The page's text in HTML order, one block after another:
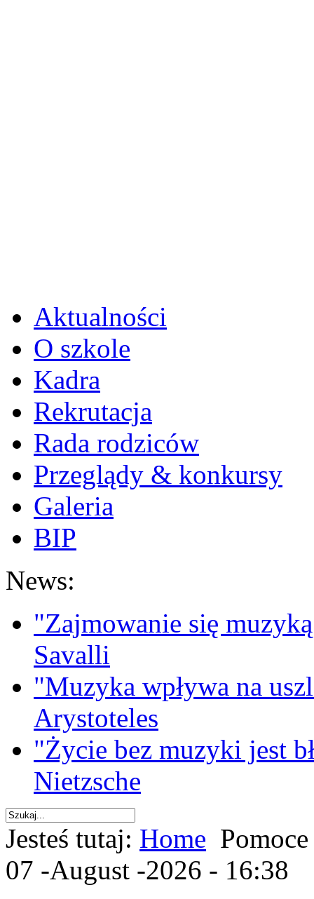
Aktualności
O szkole
Kadra
Rekrutacja
Rada rodziców
Przeglądy & konkursy
Galeria
BIP
News:
"Zajmowanie się
Savalli
"Muzyka wpływa na
Arystoteles
"Życie bez muzyki jest
Nietzsche
Jesteś tutaj: Home Pomoce
07 -August -2026 - 16:38